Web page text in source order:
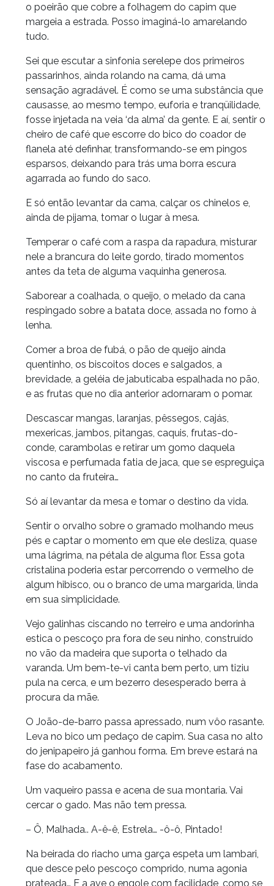
o poeirão que cobre a folhagem do capim que
margeia a estrada. Posso imaginá-lo amarelando
tudo.
Sei que escutar a sinfonia serelepe dos primeiros
passarinhos, ainda rolando na cama, dá uma
sensação agradável. É como se uma substância que
causasse, ao mesmo tempo, euforia e tranqüilidade,
fosse injetada na veia ‘da alma’ da gente. E aí, sentir o
cheiro de café que escorre do bico do coador de
flanela até definhar, transformando-se em pingos
esparsos, deixando para trás uma borra escura
agarrada ao fundo do saco.
E só então levantar da cama, calçar os chinelos e,
ainda de pijama, tomar o lugar à mesa.
Temperar o café com a raspa da rapadura, misturar
nele a brancura do leite gordo, tirado momentos
antes da teta de alguma vaquinha generosa.
Saborear a coalhada, o queijo, o melado da cana
respingado sobre a batata doce, assada no forno à
lenha.
Comer a broa de fubá, o pão de queijo ainda
quentinho, os biscoitos doces e salgados, a
brevidade, a geléia de jabuticaba espalhada no pão,
e as frutas que no dia anterior adornaram o pomar.
Descascar mangas, laranjas, pêssegos, cajás,
mexericas, jambos, pitangas, caquis, frutas-do-
conde, carambolas e retirar um gomo daquela
viscosa e perfumada fatia de jaca, que se espreguiça
no canto da fruteira…
Só aí levantar da mesa e tomar o destino da vida.
Sentir o orvalho sobre o gramado molhando meus
pés e captar o momento em que ele desliza, quase
uma lágrima, na pétala de alguma flor. Essa gota
cristalina poderia estar percorrendo o vermelho de
algum hibisco, ou o branco de uma margarida, linda
em sua simplicidade.
Vejo galinhas ciscando no terreiro e uma andorinha
estica o pescoço pra fora de seu ninho, construído
no vão da madeira que suporta o telhado da
varanda. Um bem-te-vi canta bem perto, um tiziu
pula na cerca, e um bezerro desesperado berra à
procura da mãe.
O João-de-barro passa apressado, num vôo rasante.
Leva no bico um pedaço de capim. Sua casa no alto
do jenipapeiro já ganhou forma. Em breve estará na
fase do acabamento.
Um vaqueiro passa e acena de sua montaria. Vai
cercar o gado. Mas não tem pressa.
– Ô, Malhada.. A-ê-ê, Estrela… -ô-ô, Pintado!
Na beirada do riacho uma garça espeta um lambari,
que desce pelo pescoço comprido, numa agonia
prateada… E a ave o engole com facilidade, como se